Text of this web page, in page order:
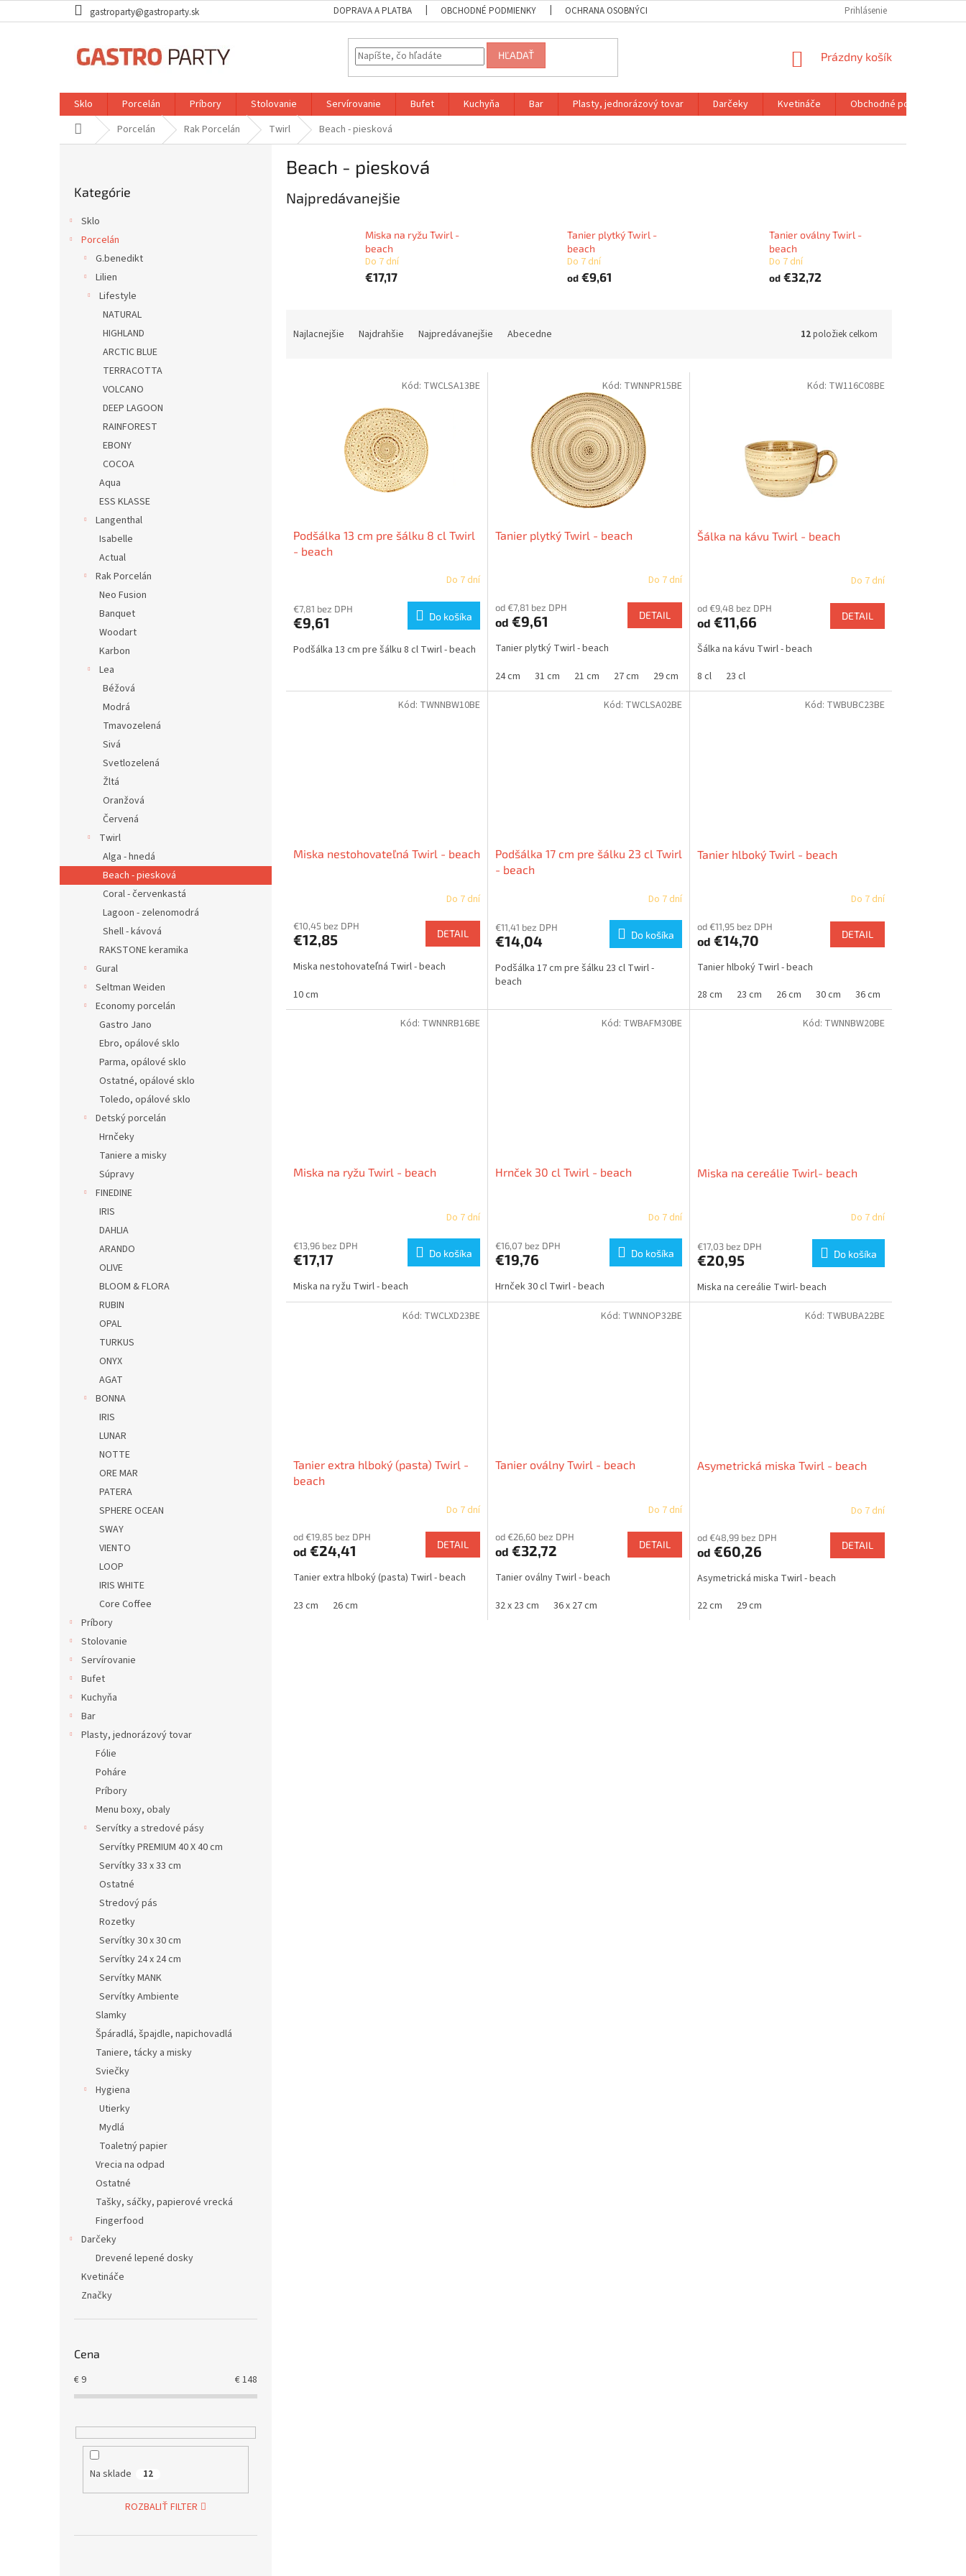
na
gastroparty@gastroparty.sk DOPRAVA A PLATBA OBCHODNÉ PODMIENKY OCHRANA OSOBNÝCH ÚDAJOV Prihlásenie
HĽADAŤ
NÁKUPNÝ
Prázdny košík
Sklo Porcelán Príbory Stolovanie Servírovanie Bufet Kuchyňa Bar Plasty, jednorázový tovar Darčeky Kvetináče
Obchodné podmienky
DomovPorcelán Rak Porcelán Twirl Beach - piesková
kategórie
Kategórie
Sklo
Porcelán
G.benedikt
Lilien
Lifestyle
NATURAL
HIGHLAND
ARCTIC BLUE
TERRACOTTA
VOLCANO
DEEP LAGOON
RAINFOREST
EBONY
COCOA
Aqua
ESS KLASSE
Langenthal
Isabelle
Actual
Rak Porcelán
Neo Fusion
Banquet
Woodart
Karbon
Lea
Béžová
Modrá
Tmavozelená
Sivá
Svetlozelená
Žltá
Oranžová
Červená
Twirl
Alga - hnedá
Beach - piesková
Coral - červenkastá
Lagoon - zelenomodrá
Shell - kávová
RAKSTONE keramika
Gural
Seltman Weiden
Economy porcelán
Gastro Jano
Ebro, opálové sklo
Parma, opálové sklo
Ostatné, opálové sklo
Toledo, opálové sklo
Detský porcelán
Hrnčeky
Taniere a misky
Súpravy
FINEDINE
IRIS
DAHLIA
ARANDO
OLIVE
BLOOM & FLORA
RUBIN
OPAL
TURKUS
ONYX
AGAT
BONNA
IRIS
LUNAR
NOTTE
ORE MAR
PATERA
SPHERE OCEAN
SWAY
VIENTO
LOOP
IRIS WHITE
Core Coffee
Príbory
Stolovanie
Servírovanie
Bufet
Kuchyňa
Bar
Plasty, jednorázový tovar
Fólie
Poháre
Príbory
Menu boxy, obaly
Servítky a stredové pásy
Servítky PREMIUM 40 X 40 cm
Servítky 33 x 33 cm
Ostatné
Stredový pás
Rozetky
Servítky 30 x 30 cm
Servítky 24 x 24 cm
Servítky MANK
Servítky Ambiente
Slamky
Špáradlá, špajdle, napichovadlá
Taniere, tácky a misky
Sviečky
Hygiena
Utierky
Mydlá
Toaletný papier
Vrecia na odpad
Ostatné
Tašky, sáčky, papierové vrecká
Fingerfood
Darčeky
Drevené lepené dosky
Kvetináče
Značky
Cena
€9 €148
Na sklade 12
ROZBALIŤ FILTER
Beach - piesková
Najpredávanejšie
Miska na ryžu Twirl -
beach
Do 7 dní
€17,17
Tanier plytký Twirl -
beach
Do 7 dní
od€9,61
Tanier oválny Twirl -
beach
Do 7 dní
od€32,72
Najlacnejšie Najdrahšie Najpredávanejšie Abecedne 12položiek celkom
Podšálka 13 cm pre šálku 8 cl Twirl
- beach
Do 7 dní
€7,81 bez DPH
€9,61 Do košíka
Podšálka 13 cm pre šálku 8 cl Twirl - beach
Kód: TWCLSA13BE
Tanier plytký Twirl - beach
Do 7 dní
od €7,81 bez DPH
od €9,61 DETAIL
Tanier plytký Twirl - beach
24 cm
31 cm 21 cm 27 cm 29 cm 15 cm 18 cm
Kód: TWNNPR15BE
Šálka na kávu Twirl - beach
Do 7 dní
od €9,48 bez DPH
od €11,66 DETAIL
Šálka na kávu Twirl - beach
8 cl
23 cl
Kód: TW116C08BE
Miska nestohovateľná Twirl - beach
Do 7 dní
€10,45 bez DPH
€12,85 DETAIL
Miska nestohovateľná Twirl - beach
10 cm
Kód: TWNNBW10BE
Podšálka 17 cm pre šálku 23 cl Twirl
- beach
Do 7 dní
€11,41 bez DPH
€14,04 Do košíka
Podšálka 17 cm pre šálku 23 cl Twirl -
beach
Kód: TWCLSA02BE
Tanier hlboký Twirl - beach
Do 7 dní
od €11,95 bez DPH
od €14,70 DETAIL
Tanier hlboký Twirl - beach
28 cm
23 cm 26 cm 30 cm 36 cm
Kód: TWBUBC23BE
Miska na ryžu Twirl - beach
Do 7 dní
€13,96 bez DPH
€17,17 Do košíka
Miska na ryžu Twirl - beach
Kód: TWNNRB16BE
Hrnček 30 cl Twirl - beach
Do 7 dní
€16,07 bez DPH
€19,76 Do košíka
Hrnček 30 cl Twirl - beach
Kód: TWBAFM30BE
Miska na cereálie Twirl- beach
Do 7 dní
€17,03 bez DPH
€20,95 Do košíka
Miska na cereálie Twirl- beach
Kód: TWNNBW20BE
Tanier extra hlboký (pasta) Twirl -
beach
Do 7 dní
od €19,85 bez DPH
od €24,41 DETAIL
Tanier extra hlboký (pasta) Twirl - beach
23 cm
26 cm
Kód: TWCLXD23BE
Tanier oválny Twirl - beach
Do 7 dní
od €26,60 bez DPH
od €32,72 DETAIL
Tanier oválny Twirl - beach
32 x 23 cm
36 x 27 cm
Kód: TWNNOP32BE
Asymetrická miska Twirl - beach
Do 7 dní
od €48,99 bez DPH
od €60,26 DETAIL
Asymetrická miska Twirl - beach
22 cm
29 cm
Kód: TWBUBA22BE